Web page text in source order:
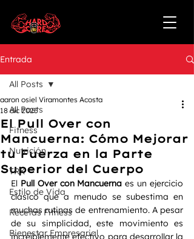
Entrada
All Posts
Fitness
Nutrición
TRX
Estilo de Vida
Recetas Fitness
Bienestar Empresarial
All Posts
El Pull Over con
Mancuerna: Cómo Mejorar
tu Fuerza en la Parte
Superior del Cuerpo
aaron osiel Viramontes Acosta
18 dic 2025
El Pull Over con Mancuerna es un ejercicio
clásico que a menudo se subestima en
muchas rutinas de entrenamiento. A pesar
de su simplicidad, este movimiento es